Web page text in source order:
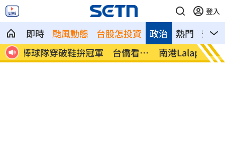
登入
即時 颱風動態 台股怎投資 熱門 影音
政治
哭
南港Lalaport鷹架坍塌！3櫃位暫停營業 疊單